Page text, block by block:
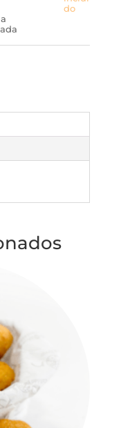
do